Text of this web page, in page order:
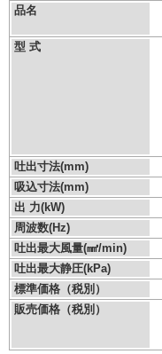
品名
型 式
吐出寸法(mm)
吸込寸法(mm)
出 力(kW)
周波数(Hz)
吐出最大風量(㎣/min)
吐出最大静圧(kPa)
標準価格（税別）
販売価格（税別）